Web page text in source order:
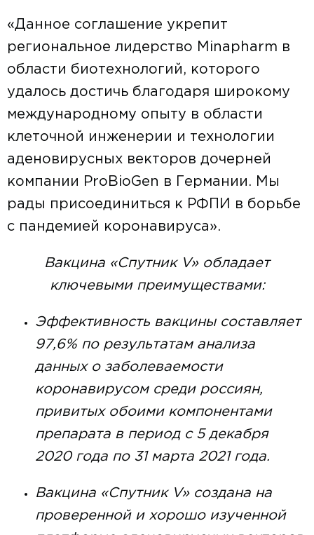
«Данное соглашение укрепит
региональное лидерство Minapharm в
области биотехнологий, которого
удалось достичь благодаря широкому
международному опыту в области
клеточной инженерии и технологии
аденовирусных векторов дочерней
компании ProBioGen в Германии. Мы
рады присоединиться к РФПИ в борьбе
с пандемией коронавируса».
Вакцина «Спутник V» обладает
ключевыми преимуществами:
Эффективность вакцины составляет
97,6% по результатам анализа
данных о заболеваемости
коронавирусом среди россиян,
привитых обоими компонентами
препарата в период с 5 декабря
2020 года по 31 марта 2021 года.
Вакцина «Спутник V» создана на
проверенной и хорошо изученной